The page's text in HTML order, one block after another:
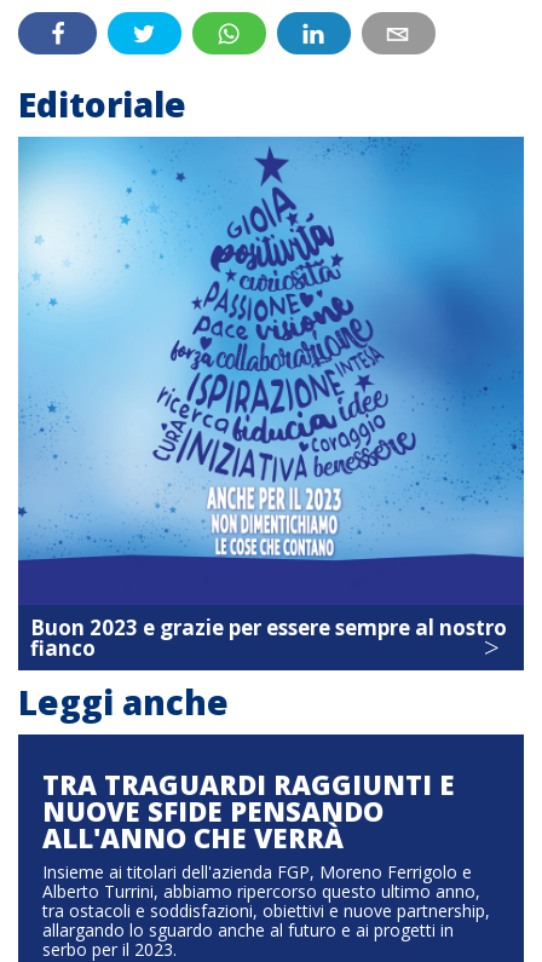
Editoriale
Buon 2023 e grazie per essere sempre al nostro
fianco >
Leggi anche
TRA TRAGUARDI RAGGIUNTI E
NUOVE SFIDE PENSANDO
ALL'ANNO CHE VERRÀ
Insieme ai titolari dell'azienda FGP, Moreno Ferrigolo e
Alberto Turrini, abbiamo ripercorso questo ultimo anno,
tra ostacoli e soddisfazioni, obiettivi e nuove partnership,
allargando lo sguardo anche al futuro e ai progetti in
serbo per il 2023.